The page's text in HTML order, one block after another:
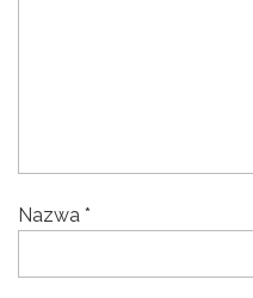
Nazwa *